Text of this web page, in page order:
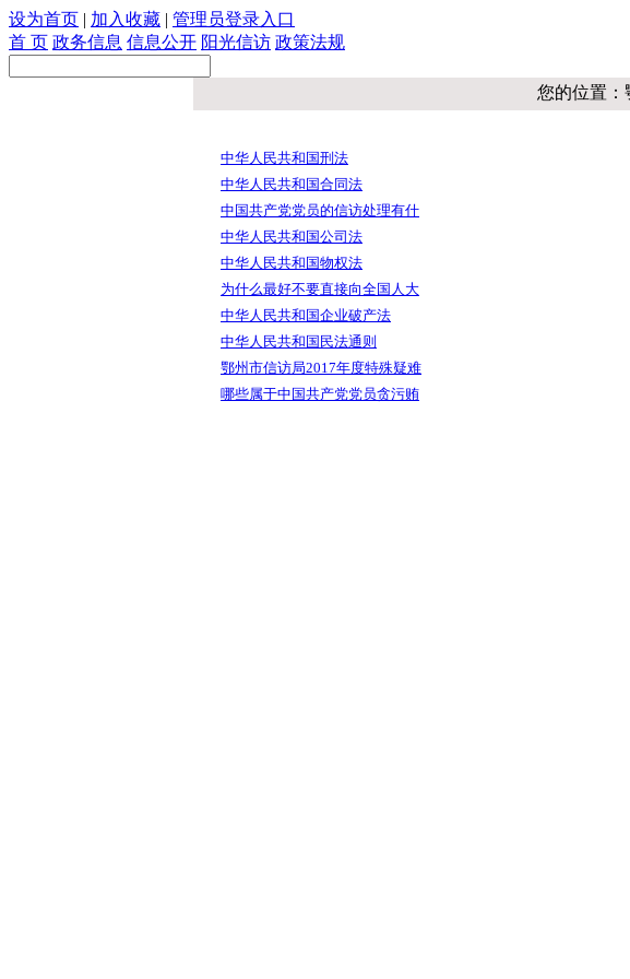
设为首页 | 加入收藏 | 管理员登录入口
首 页 政务信息 信息公开 阳光信访 政策法规
您的位置：
中华人民共和国刑法
中华人民共和国合同法
中国共产党党员的信访处理有什
中华人民共和国公司法
中华人民共和国物权法
为什么最好不要直接向全国人大
中华人民共和国企业破产法
中华人民共和国民法通则
鄂州市信访局2017年度特殊疑难
哪些属于中国共产党党员贪污贿